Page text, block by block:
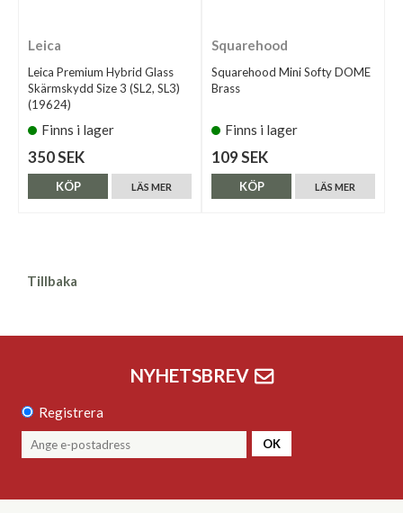
Leica
Leica Premium Hybrid Glass
Skärmskydd Size 3 (SL2, SL3)
(19624)
Finns i lager
350 SEK
LÄS MER
KÖP
Squarehood
Squarehood Mini Softy DOME
Brass
Finns i lager
109 SEK
LÄS MER
KÖP
Tillbaka
NYHETSBREV
Registrera
OK